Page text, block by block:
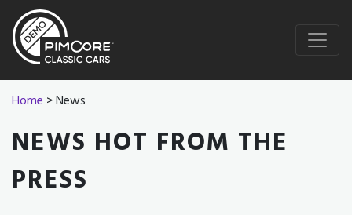
Home > News
NEWS HOT FROM THE
PRESS